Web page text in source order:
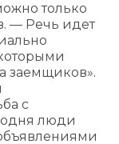
только
— Речь идет
заемщиков».
с
люди